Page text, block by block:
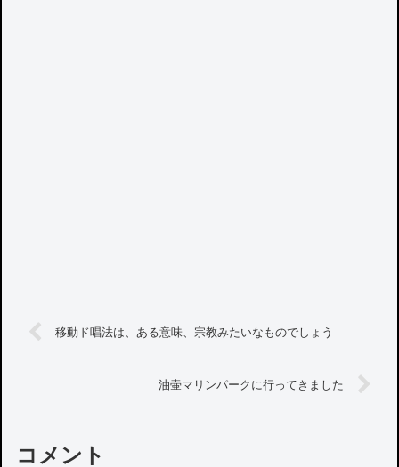
移動ド唱法は、ある意味、宗教みたいなものでしょう
油壷マリンパークに行ってきました
コメント